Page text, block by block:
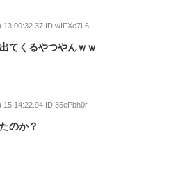
13:00:32.37 ID:wIFXe7L6
てくるやつやんｗｗ
15:14:22.94 ID:35ePbh0r
のか？